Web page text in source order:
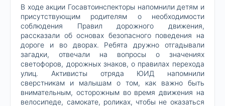
В ходе акции Госавтоинспекторы напомнили детям и
присутствующим родителям о необходимости
соблюдения Правил дорожного движения,
рассказали об основах безопасного поведения на
дороге и во дворах. Ребята дружно отгадывали
загадки, отвечали на вопросы о значениях
светофоров, дорожных знаков, о правилах перехода
улиц. Активисты отряда ЮИД напомнили
сверстникам и малышам о том, как важно быть
внимательным, осторожным во время движения на
велосипеде, самокате, роликах, чтобы не оказаться